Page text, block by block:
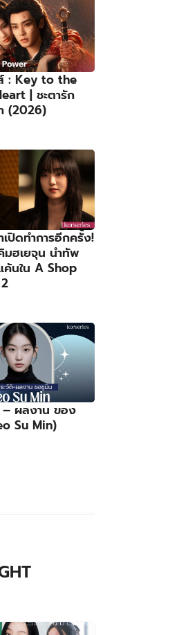
: Key to the
| ชะตารัก
(2026)
ปิดทำการอีกครั้ง!
ฮเยจุน นำทัพ
ค้นใน A Shop
ผลงาน ของ
Su Min)